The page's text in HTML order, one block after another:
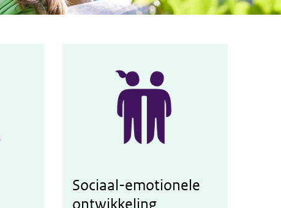
Werken aan sociaal-emotionele ontwikkeling
Sociaal-emotionele
ontwikkeling